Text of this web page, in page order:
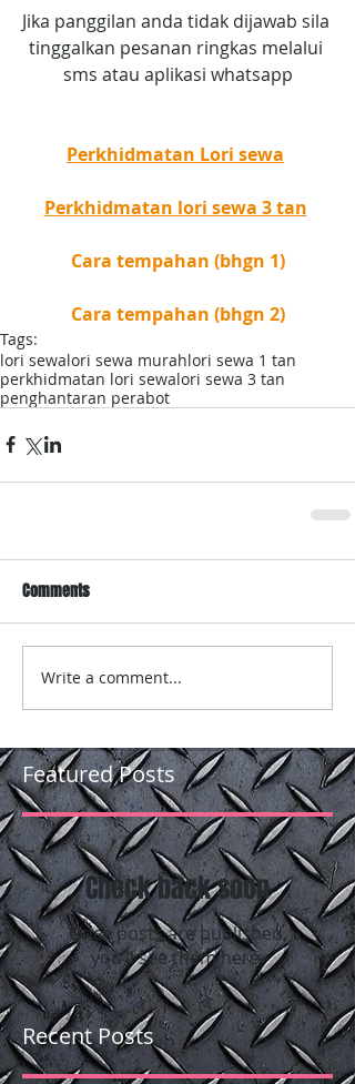
Jika panggilan anda tidak dijawab sila
tinggalkan pesanan ringkas melalui
sms atau aplikasi whatsapp
Perkhidmatan Lori sewa
Perkhidmatan lori sewa 3 tan
Cara tempahan (bhgn 1)
Cara tempahan (bhgn 2)
Tags:
lori sewalori sewa murahlori sewa 1 tan
perkhidmatan lori sewalori sewa 3 tan
penghantaran perabot
Comments
Write a comment...
Featured Posts
Check back soon
Once posts are published,
you’ll see them here.
Recent Posts